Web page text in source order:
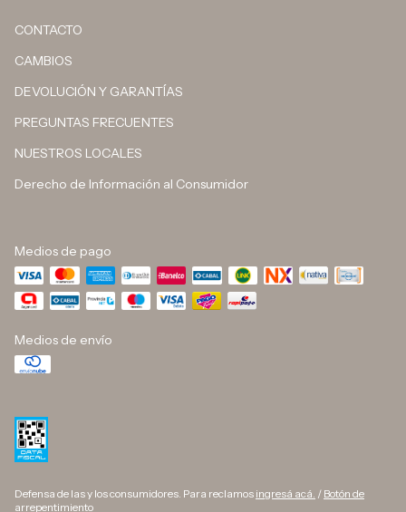
CONTACTO
CAMBIOS
DEVOLUCIÓN Y GARANTÍAS
PREGUNTAS FRECUENTES
NUESTROS LOCALES
Derecho de Información al Consumidor
Medios de pago
Medios de envío
Defensa de las y los consumidores. Para reclamos ingresá acá. / Botón de
arrepentimiento